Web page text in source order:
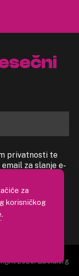
privatnosti te
za slanje e-
2026. Libela.org
za
korisničkog
.